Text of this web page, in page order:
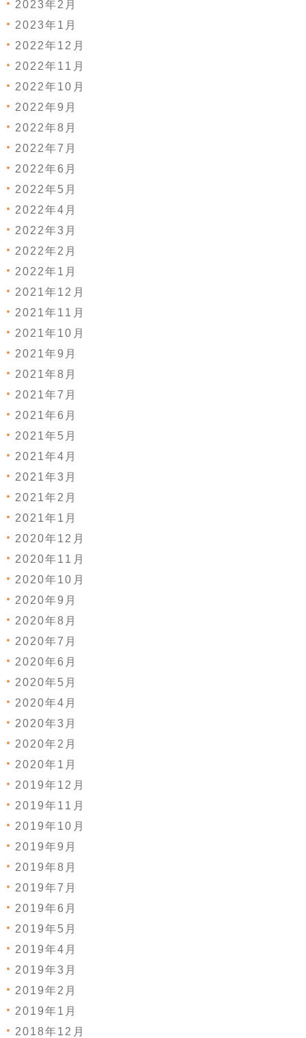
2023年2月
2023年1月
2022年12月
2022年11月
2022年10月
2022年9月
2022年8月
2022年7月
2022年6月
2022年5月
2022年4月
2022年3月
2022年2月
2022年1月
2021年12月
2021年11月
2021年10月
2021年9月
2021年8月
2021年7月
2021年6月
2021年5月
2021年4月
2021年3月
2021年2月
2021年1月
2020年12月
2020年11月
2020年10月
2020年9月
2020年8月
2020年7月
2020年6月
2020年5月
2020年4月
2020年3月
2020年2月
2020年1月
2019年12月
2019年11月
2019年10月
2019年9月
2019年8月
2019年7月
2019年6月
2019年5月
2019年4月
2019年3月
2019年2月
2019年1月
2018年12月